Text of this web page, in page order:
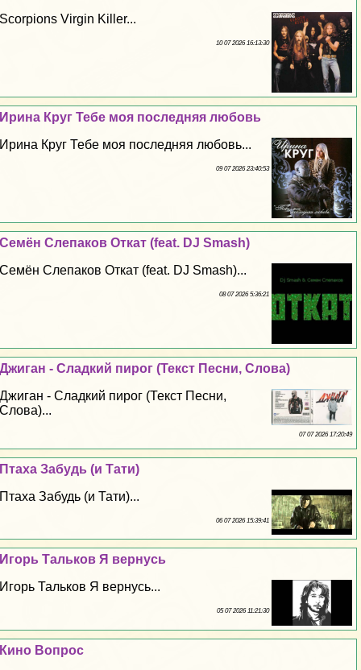
Scorpions Virgin Killer...
10 07 2026 16:13:30
Ирина Круг Тебе моя последняя любовь
Ирина Круг Тебе моя последняя любовь...
09 07 2026 23:40:53
Семён Слепаков Откат (feat. DJ Smash)
Семён Слепаков Откат (feat. DJ Smash)...
08 07 2026 5:36:21
Джиган - Сладкий пирог (Текст Песни, Слова)
Джиган - Сладкий пирог (Текст Песни,
Слова)...
07 07 2026 17:20:49
Птаха Забудь (и Тати)
Птаха Забудь (и Тати)...
06 07 2026 15:39:41
Игорь Тальков Я вернусь
Игорь Тальков Я вернусь...
05 07 2026 11:21:30
Кино Вопрос